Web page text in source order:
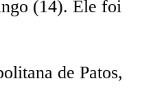
(14). Ele foi
de Patos,